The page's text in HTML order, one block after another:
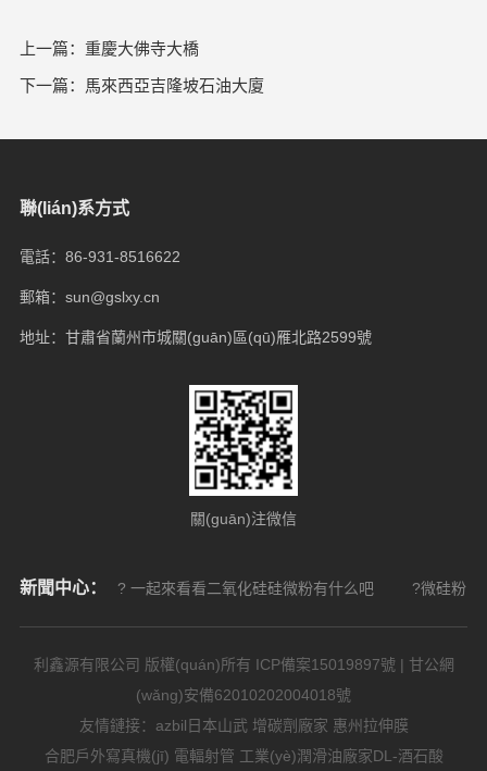
上一篇： 重慶大佛寺大橋
下一篇：
馬來西亞吉隆坡石油大廈
聯(lián)系方式
電話：86-931-8516622
郵箱：sun@gslxy.cn
地址：甘肅省蘭州市城關(guān)區(qū)雁北路2599號
關(guān)注微信
新聞中心： ? 一起來看看二氧化硅硅微粉有什么吧 ?微硅粉的
利鑫源有限公司 版權(quán)所有 ICP備案15019897號 | 甘公網
(wǎng)安備62010202004018號
友情鏈接： azbil日本山武 增碳劑廠家 惠州拉伸膜
合肥戶外寫真機(jī) 電輻射管 工業(yè)潤滑油廠家DL-酒石酸